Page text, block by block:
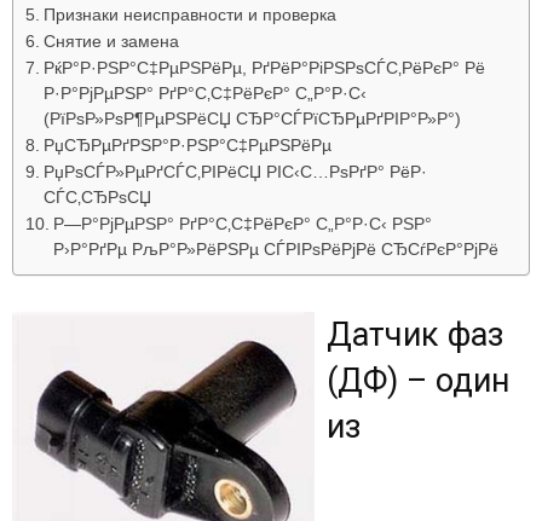
Признаки неисправности и проверка
Снятие и замена
РќР°Р·РЅР°С‡РµРЅРёРµ, РґРёР°РіРЅРѕСЃС‚РёРєР° Рё
Р·Р°РјРµРЅР° РґР°С‚С‡РёРєР° С„Р°Р·С‹
(РїРѕР»РѕР¶РµРЅРёСЏ СЂР°СЃРїСЂРµРґРІР°Р»Р°)
РџСЂРµРґРЅР°Р·РЅР°С‡РµРЅРёРµ
РџРѕСЃР»РµРґСЃС‚РІРёСЏ РІС‹С…РѕРґР° РёР·
СЃС‚СЂРѕСЏ
Р—Р°РјРµРЅР° РґР°С‚С‡РёРєР° С„Р°Р·С‹ РЅР°
Р›Р°РґРµ РљР°Р»РёРЅРµ СЃРІРѕРёРјРё СЂСѓРєР°РјРё
Датчик фаз
(ДФ) – один
из